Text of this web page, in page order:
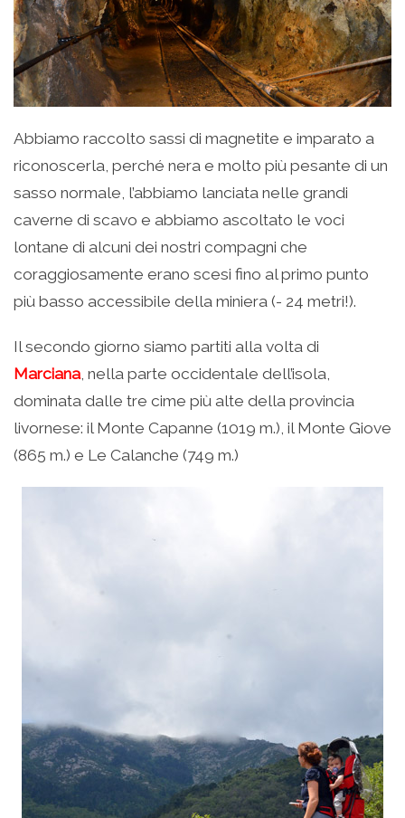
Abbiamo raccolto sassi di magnetite e imparato a
riconoscerla, perché nera e molto più pesante di un
sasso normale, l’abbiamo lanciata nelle grandi
caverne di scavo e abbiamo ascoltato le voci
lontane di alcuni dei nostri compagni che
coraggiosamente erano scesi fino al primo punto
più basso accessibile della miniera (- 24 metri!).
Il secondo giorno siamo partiti alla volta di
Marciana, nella parte occidentale dell’isola,
dominata dalle tre cime più alte della provincia
livornese: il Monte Capanne (1019 m.), il Monte Giove
(865 m.) e Le Calanche (749 m.)